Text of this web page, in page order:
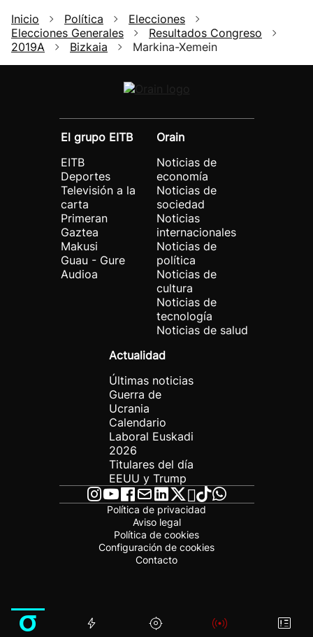
Inicio Política
Elecciones
Elecciones Generales
Resultados Congreso
2019A
Bizkaia Markina-Xemein
El grupo EITB
EITB
Deportes
Televisión a la
carta
Primeran
Gaztea
Makusi
Guau - Gure
Audioa
Orain
Noticias de
economía
Noticias de
sociedad
Noticias
internacionales
Noticias de
política
Noticias de
cultura
Noticias de
tecnología
Noticias de salud
Actualidad
Últimas noticias
Guerra de
Ucrania
Calendario
Laboral Euskadi
2026
Titulares del día
EEUU y Trump
Política de privacidad
Aviso legal
Política de cookies
Configuración de cookies
Contacto